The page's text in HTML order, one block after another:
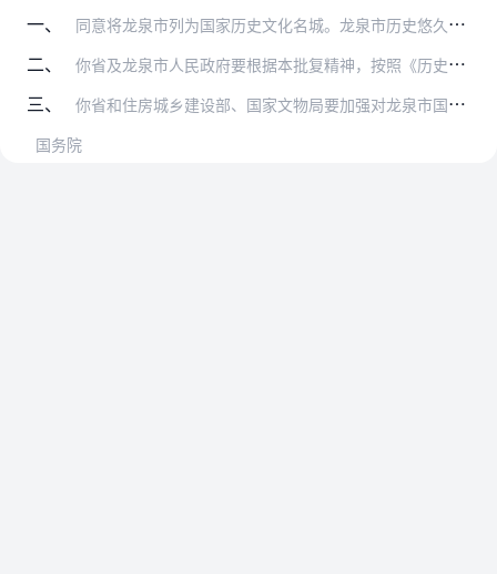
一、
同意将龙泉市列为国家历史文化名城。龙泉市历史悠久，古城传统格局和风貌保存较好，非物质文化遗产丰富，具有重要的历史文化价值。
二、 你省及龙泉市人民政府要根据本批复精神，按照《历史文化名城名镇名村保护条例》的要求，正确处理城市建设与保护历史文化遗产的关系，深入研究发掘历史文化遗产的内涵与价值…
三、
你省和住房城乡建设部、国家文物局要加强对龙泉市国家历史文化名城规划、保护工作的指导、监督和检查。
国务院